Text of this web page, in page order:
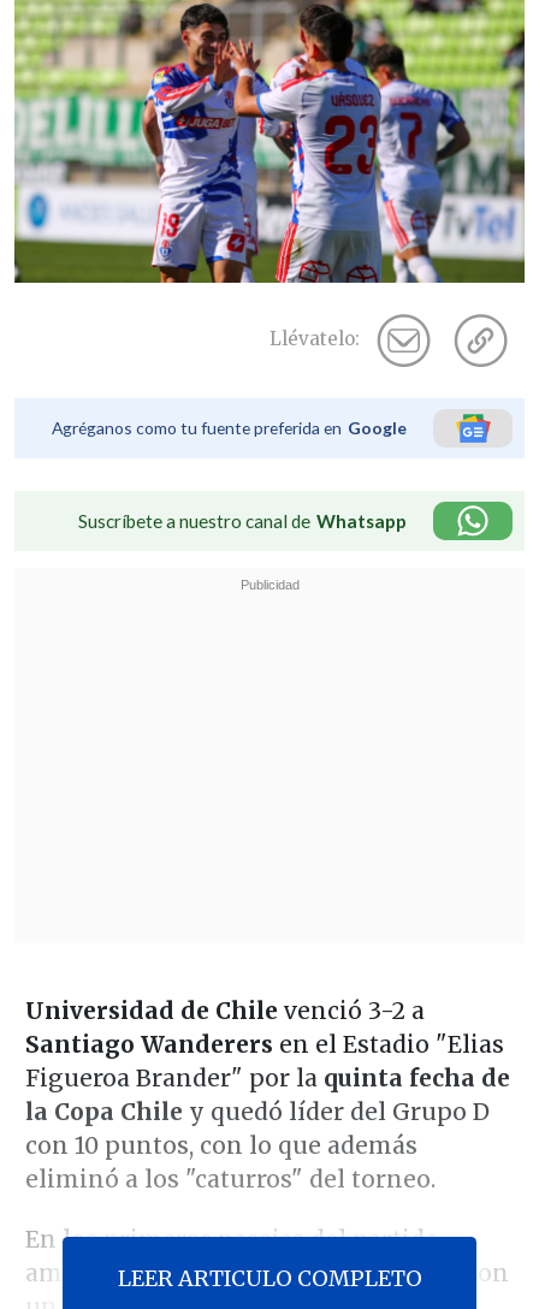
Llévatelo:
Agréganos como tu fuente preferida en Google
Suscríbete a nuestro canal de Whatsapp
Universidad de Chile venció 3-2 a
Santiago Wanderers en el Estadio "Elias
Figueroa Brander" por la quinta fecha de
la Copa Chile y quedó líder del Grupo D
con 10 puntos, con lo que además
eliminó a los "caturros" del torneo.
En los primeros pasajes del partido,
ambos equipos intentaban proponer, con
LEER ARTICULO COMPLETO